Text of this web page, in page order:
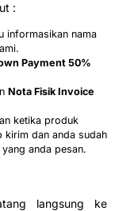
:
informasikan nama
Payment 50%
Nota Fisik Invoice
ketika produk
kirim dan anda sudah
anda pesan.
langsung ke